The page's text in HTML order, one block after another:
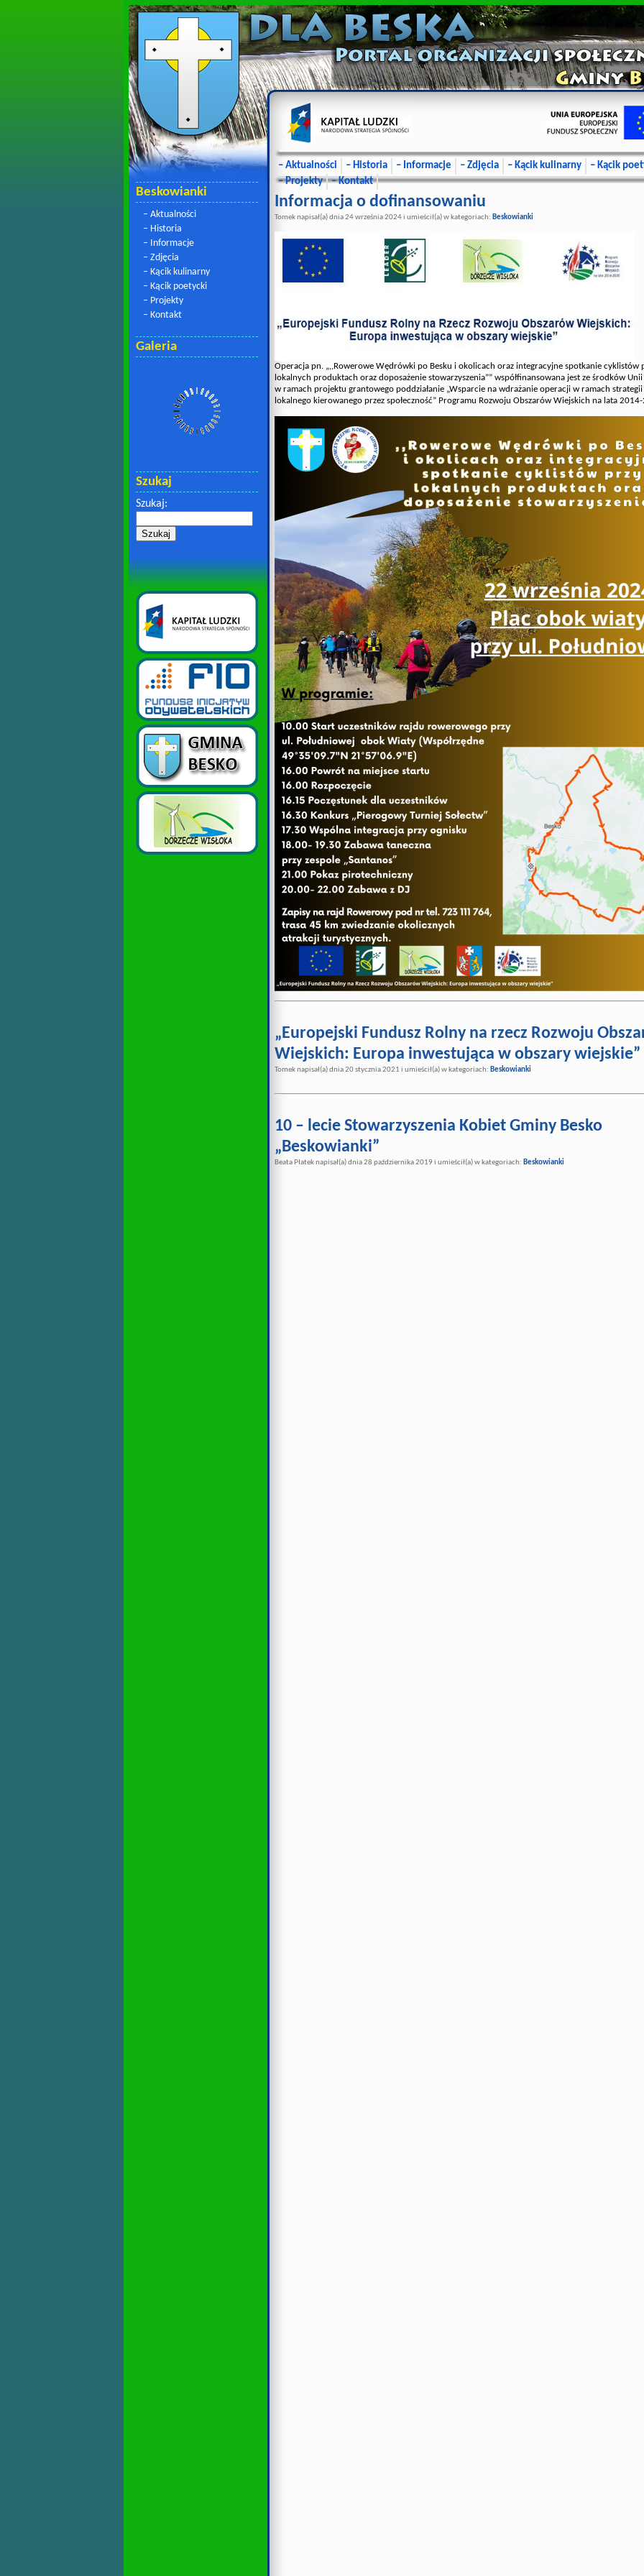
Beskowianki
– Aktualności
– Historia
– Informacje
– Zdjęcia
– Kącik kulinarny
– Kącik poetycki
– Projekty
– Kontakt
Galeria
Szukaj
Szukaj:
– Aktualności – Historia – Informacje – Zdjęcia – Kącik kulinarny
– Kącik
– Projekty
– Kontakt
Informacja o dofinansowaniu
Tomek napisał(a) dnia 24 września 2024 i umieścił(a) w kategoriach: Beskowianki
Operacja pn. „,,Rowerowe Wędrówki po Besku i okolicach oraz integracyjne spotkanie cyklistów
lokalnych produktach oraz doposażenie stowarzyszenia”” współfinansowana jest ze środków
w ramach projektu grantowego poddziałanie „Wsparcie na wdrażanie operacji w ramach
lokalnego kierowanego przez społeczność” Programu Rozwoju Obszarów Wiejskich na lata
„Europejski Fundusz Rolny na rzecz Rozwoju
Wiejskich: Europa inwestująca w obszary wiejskie”
Tomek napisał(a) dnia 20 stycznia 2021 i umieścił(a) w kategoriach: Beskowianki
10 – lecie Stowarzyszenia Kobiet Gminy Besko
„Beskowianki”
Beata Płatek napisał(a) dnia 28 października 2019 i umieścił(a) w kategoriach: Beskowianki